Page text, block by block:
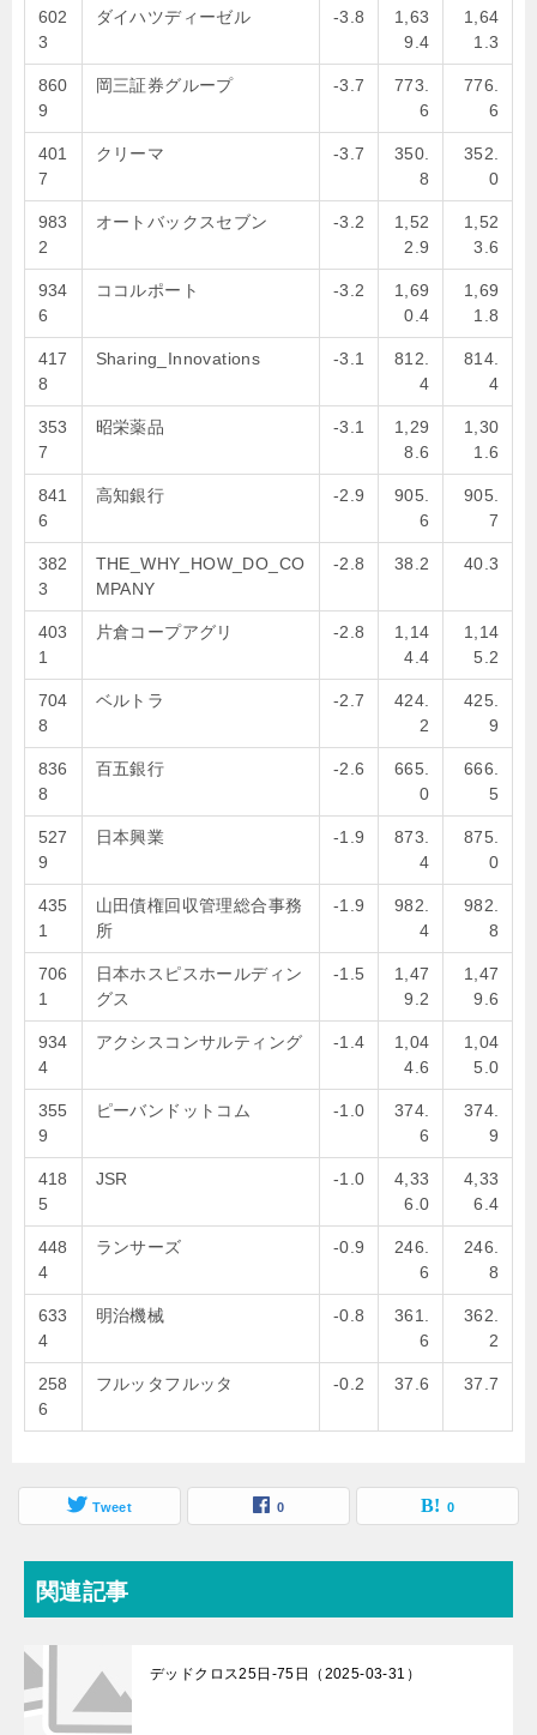
602
3
ダイハツディーゼル -3.8
1,63
9.4
1,64
1.3
860
9
岡三証券グループ -3.7
773.
6
776.
6
401
7
クリーマ -3.7
350.
8
352.
0
983
2
オートバックスセブン -3.2
1,52
2.9
1,52
3.6
934
6
ココルポート -3.2
1,69
0.4
1,69
1.8
417
8
Sharing_Innovations -3.1
812.
4
814.
4
353
7
昭栄薬品 -3.1
1,29
8.6
1,30
1.6
841
6
高知銀行 -2.9
905.
6
905.
7
382
3
THE_WHY_HOW_DO_CO
MPANY
-2.8 38.2 40.3
403
1
片倉コープアグリ -2.8
1,14
4.4
1,14
5.2
704
8
ベルトラ -2.7
424.
2
425.
9
836
8
百五銀行 -2.6
665.
0
666.
5
527
9
日本興業 -1.9
873.
4
875.
0
435
1
山田債権回収管理総合事務
所
-1.9
982.
4
982.
8
706
1
日本ホスピスホールディン
グス
-1.5
1,47
9.2
1,47
9.6
934
4
アクシスコンサルティング -1.4
1,04
4.6
1,04
5.0
355
9
ピーバンドットコム -1.0
374.
6
374.
9
418
5
JSR -1.0
4,33
6.0
4,33
6.4
448
4
ランサーズ -0.9
246.
6
246.
8
633
4
明治機械 -0.8
361.
6
362.
2
258
6
フルッタフルッタ -0.2 37.6 37.7
Tweet 0 0
関連記事
デッドクロス25日-75日（2025-03-31）